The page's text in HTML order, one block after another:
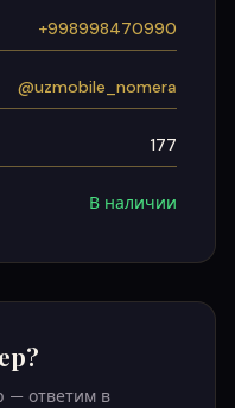
+998998470990
@uzmobile_nomera
177
В наличии
— ответим в